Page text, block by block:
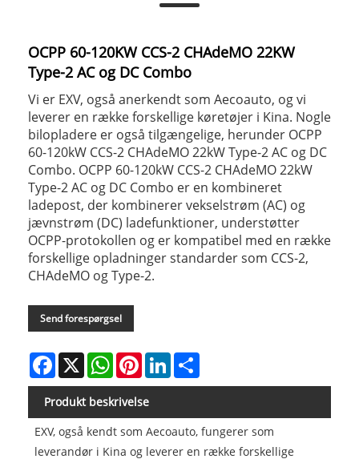
OCPP 60-120KW CCS-2 CHAdeMO 22KW
Type-2 AC og DC Combo
Vi er EXV, også anerkendt som Aecoauto, og vi
leverer en række forskellige køretøjer i Kina. Nogle
bilopladere er også tilgængelige, herunder OCPP
60-120kW CCS-2 CHAdeMO 22kW Type-2 AC og DC
Combo. OCPP 60-120kW CCS-2 CHAdeMO 22kW
Type-2 AC og DC Combo er en kombineret
ladepost, der kombinerer vekselstrøm (AC) og
jævnstrøm (DC) ladefunktioner, understøtter
OCPP-protokollen og er kompatibel med en række
forskellige opladninger standarder som CCS-2,
CHAdeMO og Type-2.
Send forespørgsel
Facebook
X WhatsAppPinterestLinkedIn
Produkt beskrivelse
EXV, også kendt som Aecoauto, fungerer som
leverandør i Kina og leverer en række forskellige